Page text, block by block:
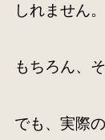
しれません。
もちろん、
でも、実際